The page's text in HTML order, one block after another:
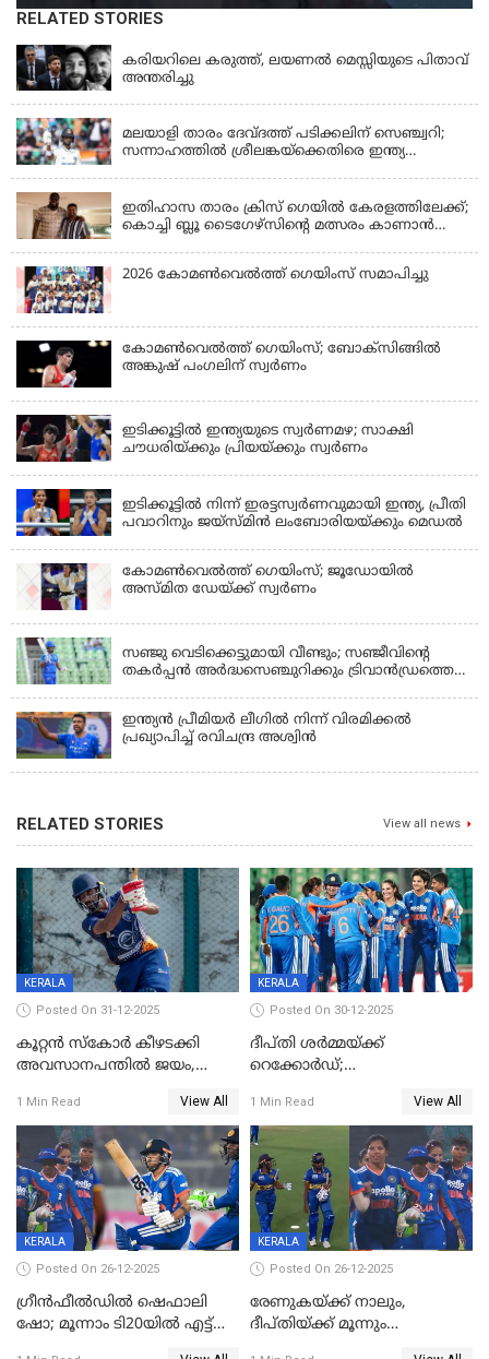
RELATED STORIESLATEST NEWS
കരിയറിലെ കരുത്ത്, ലയണൽ മെസ്സിയുടെ പിതാവ്
അന്തരിച്ചു
മലയാളി താരം ദേവ്ദത്ത് പടിക്കലിന് സെഞ്ച്വറി;
സന്നാഹത്തില്‍ ശ്രീലങ്കയ്‌ക്കെതിരെ ഇന്ത്യ
ഇതിഹാസ താരം ക്രിസ് ഗെയിൽ കേരളത്തിലേക്ക്;
കൊച്ചി ബ്ലൂ ടൈഗേഴ്സിന്റെ മത്സരം കാണാൻ
2026 കോമണ്‍വെല്‍ത്ത് ഗെയിംസ് സമാപിച്ചു
കോമണ്‍വെല്‍ത്ത് ഗെയിംസ്; ബോക്‌സിങ്ങില്‍
അങ്കുഷ് പംഗലിന് സ്വര്‍ണം
ഇടിക്കൂട്ടിൽ ഇന്ത്യയുടെ സ്വർണമഴ; സാക്ഷി
ചൗധരിയ്ക്കും പ്രിയയ്ക്കും സ്വർണം
ഇടിക്കൂട്ടിൽ നിന്ന് ഇരട്ടസ്വർണവുമായി ഇന്ത്യ, പ്രീതി
പവാറിനും ജയ്സ്മിന്‍ ലംബോരിയയ്ക്കും മെഡൽ
കോമണ്‍വെല്‍ത്ത് ഗെയിംസ്; ജൂഡോയിൽ
അസ്മിത ഡേയ്ക്ക് സ്വർണം
സഞ്ജു വെടിക്കെട്ടുമായി വീണ്ടും; സഞ്ജീവിന്‍റെ
തകർപ്പൻ അർദ്ധസെഞ്ചുറിക്കും ട്രിവാൻഡ്രത്തെ
ഇന്ത്യന്‍ പ്രീമിയര്‍ ലീഗില്‍ നിന്ന് വിരമിക്കല്‍
പ്രഖ്യാപിച്ച് രവിചന്ദ്ര അശ്വിന്‍
RELATED STORIES View all news
KERALA
Posted On 31-12-2025
കൂറ്റൻ സ്കോർ കീഴടക്കി
അവസാനപന്തിൽ ജയം,
1 Min Read View All
KERALA
Posted On 30-12-2025
ദീപ്തി ശർമ്മയ്ക്ക്
റെക്കോർഡ്;
ടി20 പരമ്പര തൂത്തുവാരി
ഇന്ത്യ
1 Min Read View All
KERALA
Posted On 26-12-2025
ഗ്രീന്‍ഫീല്‍ഡില്‍ ഷെഫാലി
ഷോ; മൂന്നാം ടി20യിൽ എട്ട്
KERALA
Posted On 26-12-2025
രേണുകയ്ക്ക് നാലും,
ദീപ്തിയ്ക്ക് മൂന്നും